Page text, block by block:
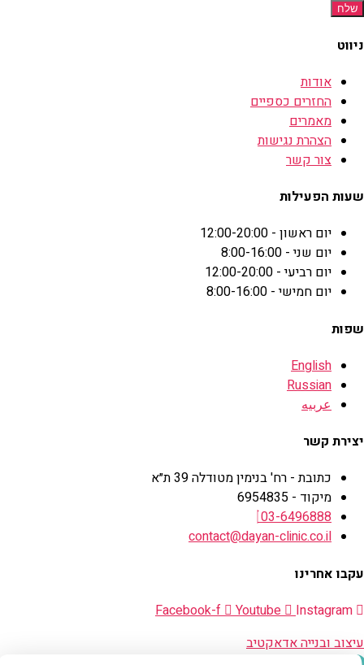
שלח
ניווט
אודות
החזרים כספיים
מאמרים
הצהרת נגישות
צור קשר
שעות הפעילות
יום ראשון - 12:00-20:00
יום שני - 8:00-16:00
יום רביעי - 12:00-20:00
יום חמישי - 8:00-16:00
שפות
English
Russian
عربيه
יצירת קשר
כתובת - רח' בנימין מטודלה 39 ת״א
מיקוד - 6954835
03-6496888
contact@dayan-clinic.co.il
עקבו אחרינו
Facebook-f
Youtube
Instagram
עיצוב ובנייה אדאקטיב